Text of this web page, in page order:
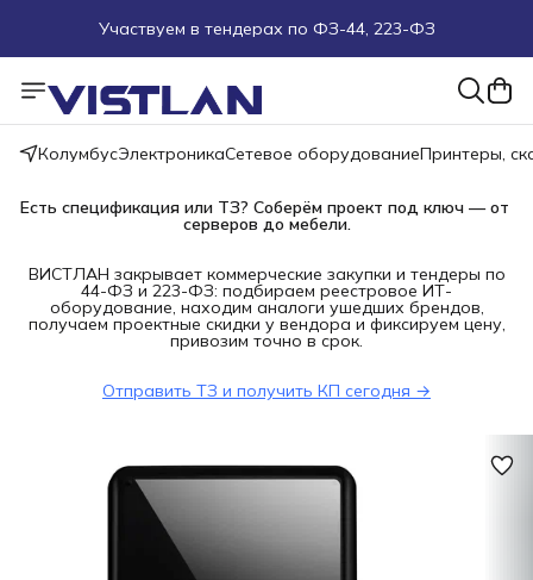
Пуско-наладочные работы
КолумбусЭлектроникаСетевое оборудованиеПринтеры,
Есть спецификация или ТЗ? Соберём проект под ключ — от
серверов до мебели.
ВИСТЛАН закрывает коммерческие закупки и тендеры по
44-ФЗ и 223-ФЗ: подбираем реестровое ИТ-
оборудование, находим аналоги ушедших брендов,
получаем проектные скидки у вендора и фиксируем цену,
привозим точно в срок.
Отправить ТЗ и получить КП сегодня →